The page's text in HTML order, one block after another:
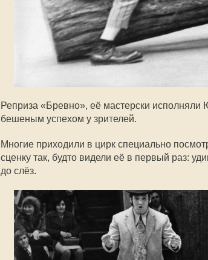
Реприза «Бревно», её мастерски
бешеным успехом у зрителей.
Многие приходили в цирк специально
сценку так, будто видели её в первый раз:
до слёз.